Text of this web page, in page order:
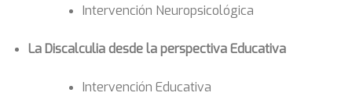
Intervención Neuropsicológica
La Discalculia desde la perspectiva Educativa
Intervención Educativa